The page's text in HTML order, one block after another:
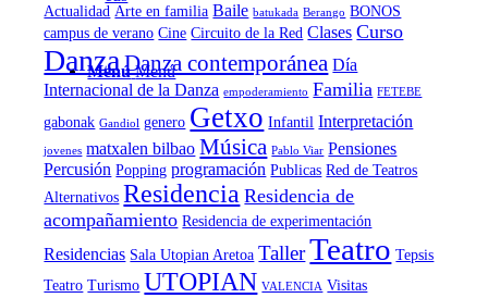
Menú Menú
Actualidad Arte en familia Baile batukada Berango BONOS
campus de verano Cine Circuito de la Red Clases Curso
Danza Danza contemporánea Día
Internacional de la Danza empoderamiento Familia FETEBE
gabonak Gandiol genero Getxo Infantil Interpretación
jovenes matxalen bilbao Música Pablo Viar Pensiones
Percusión Popping programación Publicas Red de Teatros
Alternativos Residencia Residencia de
acompañamiento Residencia de experimentación
Residencias Sala Utopian Aretoa TallerTeatro Tepsis
Teatro Turismo UTOPIAN VALENCIA Visitas